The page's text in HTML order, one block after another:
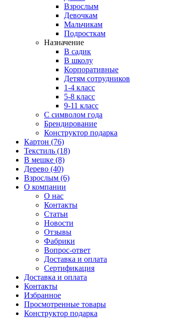
Взрослым
Девочкам
Мальчикам
Подросткам
Назначение
В садик
В школу
Корпоративные
Детям сотрудников
1-4 класс
5-8 класс
9-11 класс
С символом года
Брендирование
Конструктор подарка
Картон (76)
Текстиль (18)
В мешке (8)
Дерево (40)
Взрослым (6)
О компании
О нас
Контакты
Статьи
Новости
Отзывы
Фабрики
Вопрос-ответ
Доставка и оплата
Сертификация
Доставка и оплата
Контакты
Избранное
Просмотренные товары
Конструктор подарка